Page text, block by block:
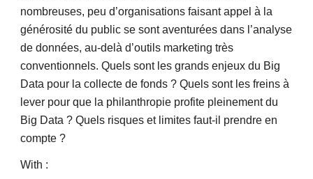
nombreuses, peu d’organisations faisant appel à la
générosité du public se sont aventurées dans l’analyse
de données, au-delà d’outils marketing très
conventionnels. Quels sont les grands enjeux du Big
Data pour la collecte de fonds ? Quels sont les freins à
lever pour que la philanthropie profite pleinement du
Big Data ? Quels risques et limites faut-il prendre en
compte ?
With :